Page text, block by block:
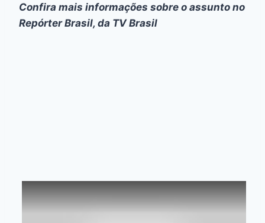
Confira mais informações sobre o assunto no
Repórter Brasil, da TV Brasil